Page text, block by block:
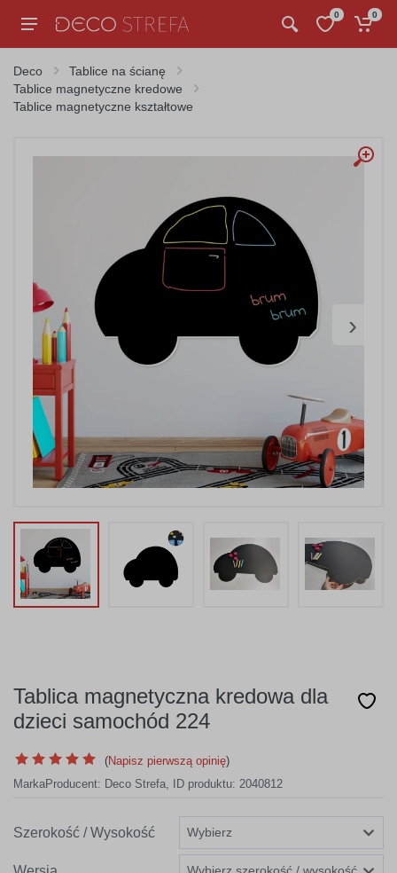
0 0
Deco
Tablice na ścianę
Tablice magnetyczne kredowe
Tablice magnetyczne kształtowe
›
Tablica magnetyczna kredowa dla
dzieci samochód 224
(Napisz pierwszą opinię)
MarkaProducent: Deco Strefa, ID produktu: 2040812
Szerokość / Wysokość